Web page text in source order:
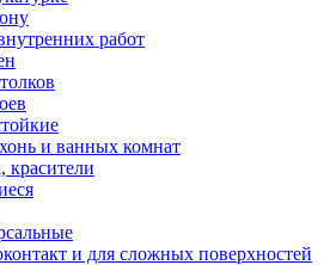
работ
и ванных комнат
красители
и для сложных поверхностей